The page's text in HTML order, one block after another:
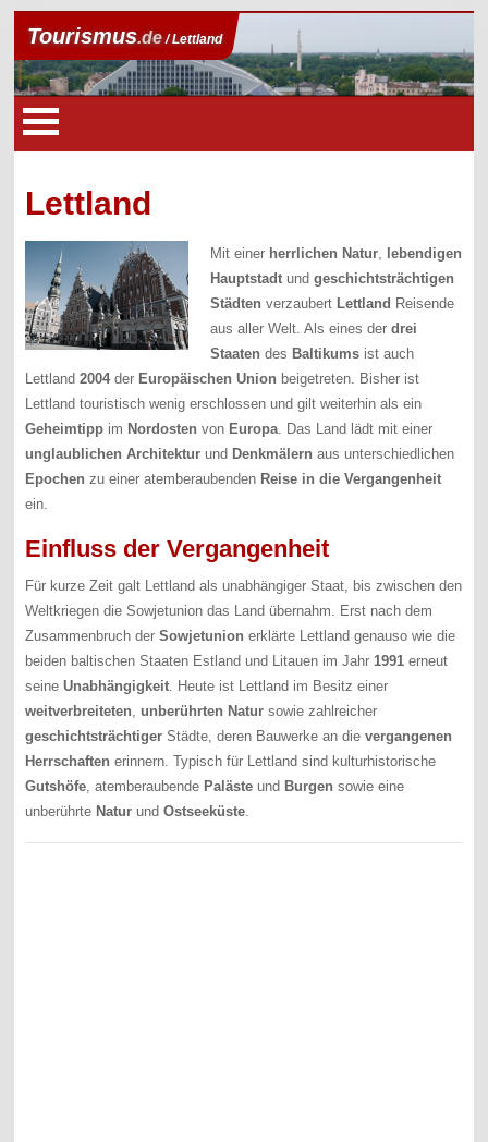
Tourismus.de/ Lettland
Lettland
Mit einer herrlichen Natur, lebendigen
Hauptstadt undgeschichtsträchtigen
Städten verzaubert Lettland Reisende
aus aller Welt. Als eines derdrei
Staaten des Baltikums ist auch
Lettland2004der Europäischen Union beigetreten. Bisher ist
Lettland touristisch wenig erschlossen und gilt weiterhin als ein
Geheimtipp im Nordosten von Europa. Das Land lädt mit einer
unglaublichen Architektur und Denkmälern aus unterschiedlichen
Epochen zu einer atemberaubenden Reise in die Vergangenheit
ein.
Einfluss der Vergangenheit
Für kurze Zeit galt Lettland als unabhängiger Staat, bis zwischen den
Weltkriegen die Sowjetunion das Land übernahm. Erst nach dem
Zusammenbruch derSowjetunion erklärte Lettland genauso wie die
beiden baltischen Staaten Estland und Litauen im Jahr1991 erneut
seineUnabhängigkeit. Heute ist Lettland im Besitz einer
weitverbreiteten,unberührten Natur sowie zahlreicher
geschichtsträchtiger Städte, deren Bauwerke an die vergangenen
Herrschaften erinnern. Typisch für Lettland sind kulturhistorische
Gutshöfe, atemberaubende Paläste und Burgen sowie eine
unberührte Natur undOstseeküste.